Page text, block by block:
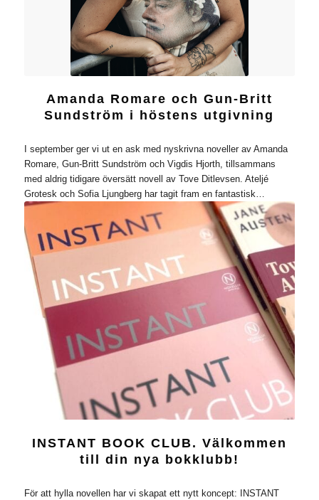
Amanda Romare och Gun-Britt
Sundström i höstens utgivning
I september ger vi ut en ask med nyskrivna noveller av Amanda
Romare, Gun-Britt Sundström och Vigdis Hjorth, tillsammans
med aldrig tidigare översätt novell av Tove Ditlevsen. Ateljé
Grotesk och Sofia Ljungberg har tagit fram en fantastisk…
INSTANT BOOK CLUB. Välkommen
till din nya bokklubb!
För att hylla novellen har vi skapat ett nytt koncept: INSTANT